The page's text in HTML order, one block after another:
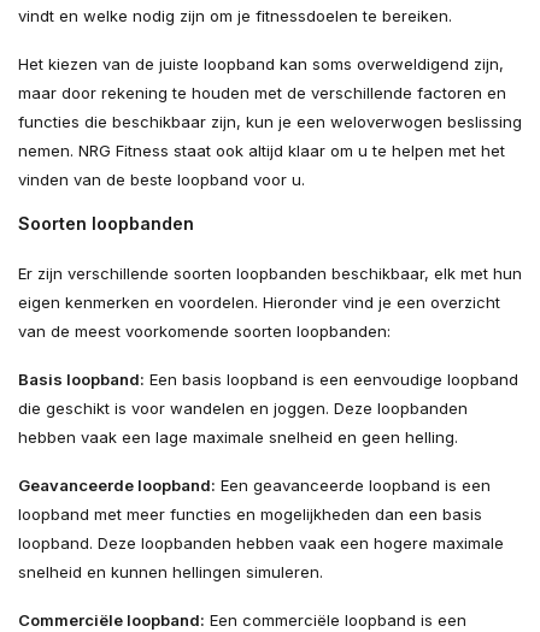
vindt en welke nodig zijn om je fitnessdoelen te bereiken.
Het kiezen van de juiste loopband kan soms overweldigend zijn,
maar door rekening te houden met de verschillende factoren en
functies die beschikbaar zijn, kun je een weloverwogen beslissing
nemen. NRG Fitness staat ook altijd klaar om u te helpen met het
vinden van de beste loopband voor u.
Soorten loopbanden
Er zijn verschillende soorten loopbanden beschikbaar, elk met hun
eigen kenmerken en voordelen. Hieronder vind je een overzicht
van de meest voorkomende soorten loopbanden:
Basis loopband: Een basis loopband is een eenvoudige loopband
die geschikt is voor wandelen en joggen. Deze loopbanden
hebben vaak een lage maximale snelheid en geen helling.
Geavanceerde loopband: Een geavanceerde loopband is een
loopband met meer functies en mogelijkheden dan een basis
loopband. Deze loopbanden hebben vaak een hogere maximale
snelheid en kunnen hellingen simuleren.
Commerciële loopband: Een commerciële loopband is een